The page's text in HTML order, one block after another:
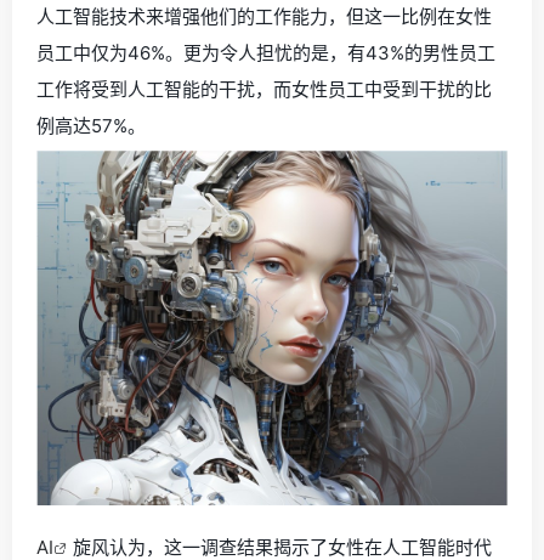
人工智能技术来增强他们的工作能力，但这一比例在女性
员工中仅为46%。更为令人担忧的是，有43%的男性员工
工作将受到人工智能的干扰，而女性员工中受到干扰的比
例高达57%。
AI
旋风认为，这一调查结果揭示了女性在人工智能时代